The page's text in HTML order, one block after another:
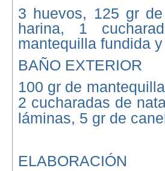
3 huevos, 125 gr
harina, 1
mantequilla fundida
BAÑO EXTERIOR
100 gr de
2 cucharadas de
láminas, 5 gr de
ELABORACIÓN